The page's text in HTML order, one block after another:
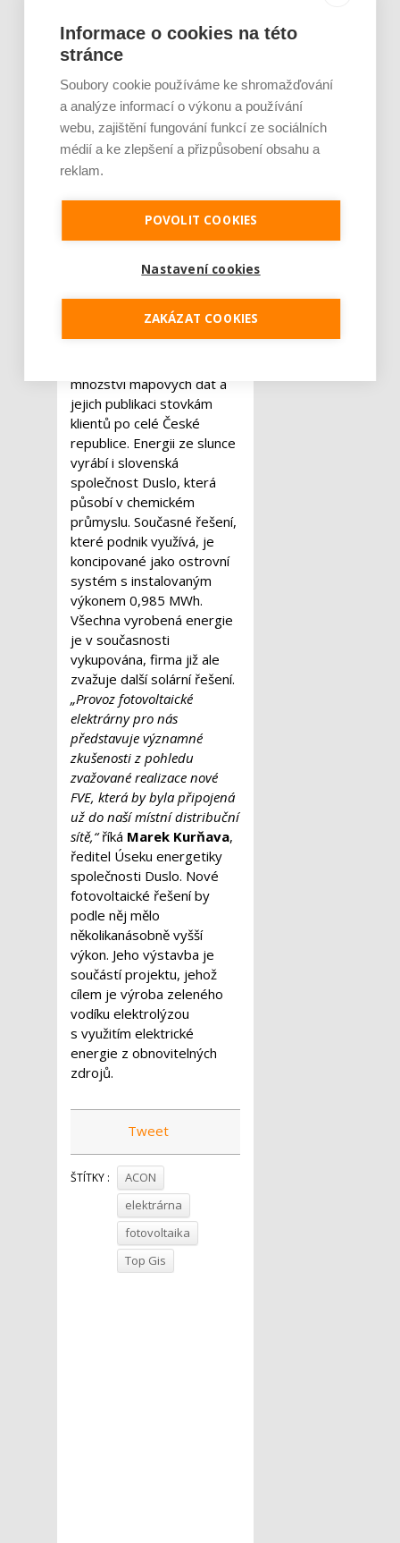
fotovoltaika na budově o
celkové podlahové ploše
vyrobí více energie, než
sama spotřebuje.
Přebytečnou energii pak
využijí další budovy v areálu
nebo nabíječky pro
technický správce areálu
Vlastimil Rieger. Celková
roční úspora na energiích
dosahuje 25 procent.
hodin denně v provozu
tepelná čerpadla a servery,
které TopGis potřebuje
množství mapových dat a
jejich publikaci stovkám
klientů po celé České
republice. Energii ze slunce
vyrábí i slovenská
společnost Duslo, která
působí v chemickém
průmyslu. Současné řešení,
které podnik využívá, je
koncipované jako ostrovní
systém s instalovaným
výkonem 0,985 MWh.
Všechna vyrobená energie
je v současnosti
vykupována, firma již ale
zvažuje další solární řešení.
„Provoz fotovoltaické
elektrárny pro nás
představuje významné
zkušenosti z pohledu
zvažované realizace nové
FVE, která by byla připojená
už do naší místní distribuční
sítě,“říká Marek Kurňava,
ředitel Úseku energetiky
společnosti Duslo. Nové
fotovoltaické řešení by
podle něj mělo
několikanásobně vyšší
výkon. Jeho výstavba je
součástí projektu, jehož
cílem je výroba zeleného
vodíku elektrolýzou
s využitím elektrické
energie z obnovitelných
zdrojů.
Tweet
ŠTÍTKY :
ACON
elektrárna
fotovoltaika
Top Gis
Informace o cookies na této
stránce
Soubory cookie používáme ke shromažďování
a analýze informací o výkonu a používání
webu, zajištění fungování funkcí ze sociálních
médií a ke zlepšení a přizpůsobení obsahu a
reklam.
POVOLIT COOKIES
Nastavení cookies
ZAKÁZAT COOKIES